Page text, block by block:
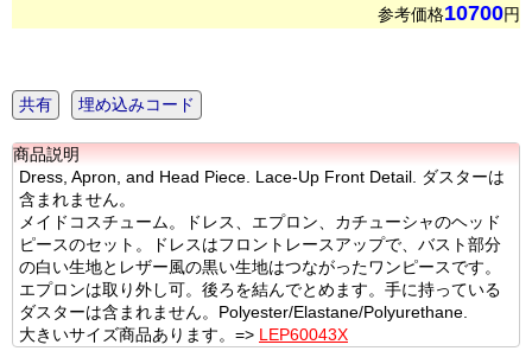
参考価格10700円
共有 埋め込みコード
商品説明
Dress, Apron, and Head Piece. Lace-Up Front Detail. ダスターは
含まれません。
メイドコスチューム。ドレス、エプロン、カチューシャのヘッド
ピースのセット。ドレスはフロントレースアップで、バスト部分
の白い生地とレザー風の黒い生地はつながったワンピースです。
エプロンは取り外し可。後ろを結んでとめます。手に持っている
ダスターは含まれません。Polyester/Elastane/Polyurethane.
大きいサイズ商品あります。=> LEP60043X